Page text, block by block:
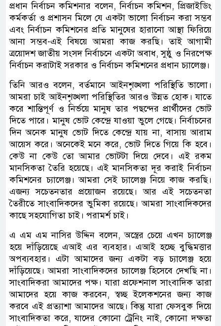
প্রধান নির্বাচন কমিশনার বলেন, নির্বাচন কমিশন, প্রিজাইডিং
কর্মকর্তা ও প্রশাসন মিলে যে একটা ভালো নির্বাচন করা সম্ভব
এবং নির্বাচন কমিশনের প্রতি মানুষের হারানো আস্থা ফিরিয়ে
আনা সম্ভব-এই বিষয়ে আমরা কাজ করছি। তাই আগামী
ত্রয়োদশ জাতীয় সংসদ নির্বাচনে একটা অবাধ, সুষ্ঠু ও নিরপেক্ষ
নির্বাচন করাটাই সরকার ও নির্বাচন কমিশনের প্রধান চ্যালেঞ্জ।
তিনি আরও বলেন, বর্তমানে আইনশৃঙ্খলা পরিস্থিতি ভালো।
আমরা চাই আইনশৃঙ্খলা পরিস্থিতির আরও উন্নত হোক। যাতে
করে শান্তিপূর্ণ ও নির্ভয়ে মানুষ তার পছন্দের প্রার্থীদের ভোট
দিতে পারে। মানুষ ভোট কেন্দ্রে যাওয়া ভুলে গেছে। নির্বাচনের
দিন অনেক মানুষ ভোট দিতে কেন্দ্রে যায় না, বাসায় আরাম
আয়েস করে। অনেকেই মনে করে, ভোট দিতে গিয়ে কি হবে।
কেউ না কেউ তো আমার ভোটটা দিয়ে দেবে। এই রকম
মানসিকতা তৈরি হয়েছে। এই মানসিকতা দূর করাই নির্বাচন
কমিশনের চ্যালেঞ্জ। আমরা সেই চ্যালেঞ্জ নিয়ে কাজ করছি।
এজন্য সচেতনতার প্রয়োজন রয়েছে। আর এই সচেতনতা
তৈরীতে সাংবাদিকদের ভুমিকা রয়েছে। আমরা সাংবাদিকদের
কাছে সহযোগিতা চাই। পরামর্শ চাই।
এ এম এম নাসির উদ্দিন বলেন, অস্ত্রের চেয়ে এখন চ্যালেঞ্জ
হয়ে দাঁড়িয়েছে এআই এর ব্যবহার। এআই হচ্ছে বুদ্ধিমত্তার
অপব্যবহার। এটা আমাদের জন্য একটা বড় চ্যালেঞ্জ হয়ে
দাঁড়িয়েছে। আমরা সাংবাদিকদের চ্যালেঞ্জ হিসেবে দেখছি না।
সাংবাদিকরা আমাদের পক্ষ। যারা প্রফেশনাল সাংবাদিক তারা
আমাদের হয়ে কাজ করবেন, স্বচ্ছ ইলেকশনের জন্য কাজ
করবে এই প্রত্যাশা আমাদের আছে। কিন্তু যারা ফেসবুক দিয়ে
সাংবাদিকতা করে, যাদের কোনো ট্রেনিং নাই, কোনো দক্ষতা